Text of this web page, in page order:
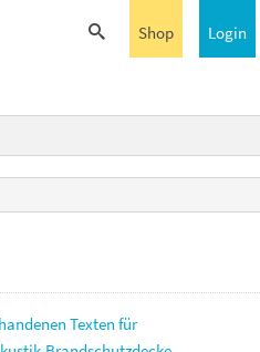
Login
Shop
Texten für